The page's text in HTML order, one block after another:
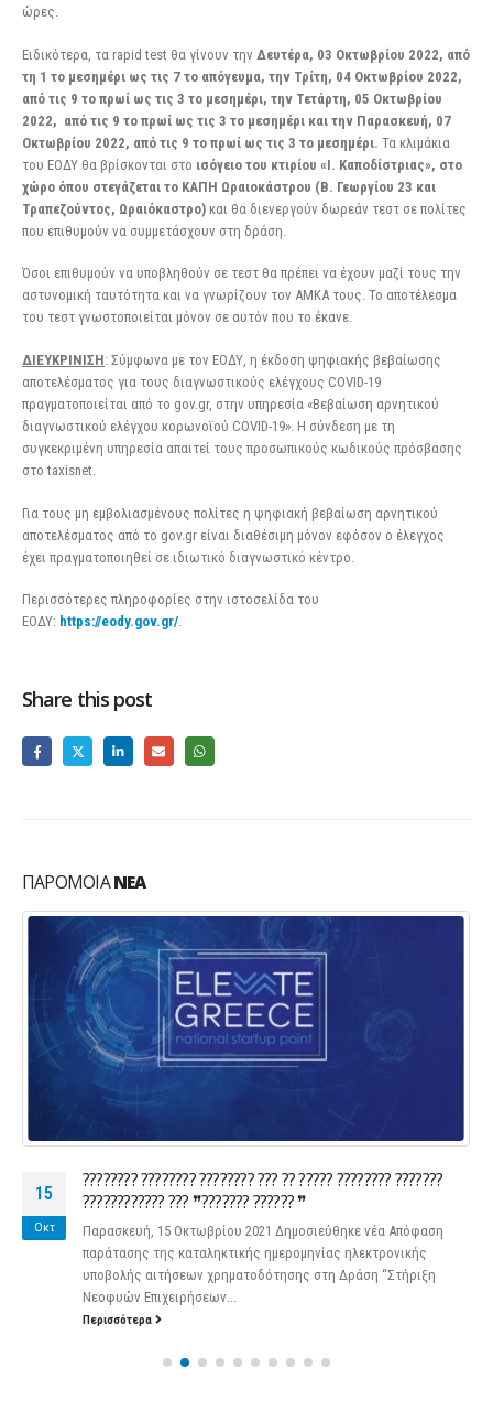
ώρες.
Ειδικότερα, τα rapid test θα γίνουν την Δευτέρα, 03 Οκτωβρίου 2022, από
τη 1 το μεσημέρι ως τις 7 το απόγευμα, την Τρίτη, 04 Οκτωβρίου 2022,
από τις 9 το πρωί ως τις 3 το μεσημέρι, την Τετάρτη, 05 Οκτωβρίου
2022, από τις 9 το πρωί ως τις 3 το μεσημέρι και την Παρασκευή, 07
Οκτωβρίου 2022, από τις 9 το πρωί ως τις 3 το μεσημέρι. Τα κλιμάκια
του ΕΟΔΥ θα βρίσκονται στο ισόγειο του κτιρίου «Ι. Καποδίστριας», στο
χώρο όπου στεγάζεται το ΚΑΠΗ Ωραιοκάστρου (Β. Γεωργίου 23 και
Τραπεζούντος, Ωραιόκαστρο) και θα διενεργούν δωρεάν τεστ σε πολίτες
που επιθυμούν να συμμετάσχουν στη δράση.
Όσοι επιθυμούν να υποβληθούν σε τεστ θα πρέπει να έχουν μαζί τους την
αστυνομική ταυτότητα και να γνωρίζουν τον ΑΜΚΑ τους. Το αποτέλεσμα
του τεστ γνωστοποιείται μόνον σε αυτόν που το έκανε.
ΔΙΕΥΚΡΙΝΙΣΗ: Σύμφωνα με τον ΕΟΔΥ, η έκδοση ψηφιακής βεβαίωσης
αποτελέσματος για τους διαγνωστικούς ελέγχους COVID-19
πραγματοποιείται από το gov.gr, στην υπηρεσία «Βεβαίωση αρνητικού
διαγνωστικού ελέγχου κορωνοϊού COVID-19». Η σύνδεση με τη
συγκεκριμένη υπηρεσία απαιτεί τους προσωπικούς κωδικούς πρόσβασης
στο taxisnet.
Για τους μη εμβολιασμένους πολίτες η ψηφιακή βεβαίωση αρνητικού
αποτελέσματος από το gov.gr είναι διαθέσιμη μόνον εφόσον ο έλεγχος
έχει πραγματοποιηθεί σε ιδιωτικό διαγνωστικό κέντρο.
Περισσότερες πληροφορίες στην ιστοσελίδα του
ΕΟΔΥ: https://eody.gov.gr/.
Share this post
ΠΑΡΌΜΟΙΑΝΈΑ
15
Οκτ
???????? ???????? ???????? ??? ?? ????? ???????? ???????
???????????? ??? ❞??????? ?????? ❞
Παρασκευή, 15 Οκτωβρίου 2021 Δημοσιεύθηκε νέα Απόφαση
παράτασης της καταληκτικής ημερομηνίας ηλεκτρονικής
υποβολής αιτήσεων χρηματοδότησης στη Δράση “Στήριξη
Νεοφυών Επιχειρήσεων...
Περισσότερα